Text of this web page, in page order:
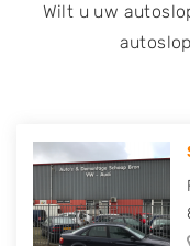
Wilt u uw